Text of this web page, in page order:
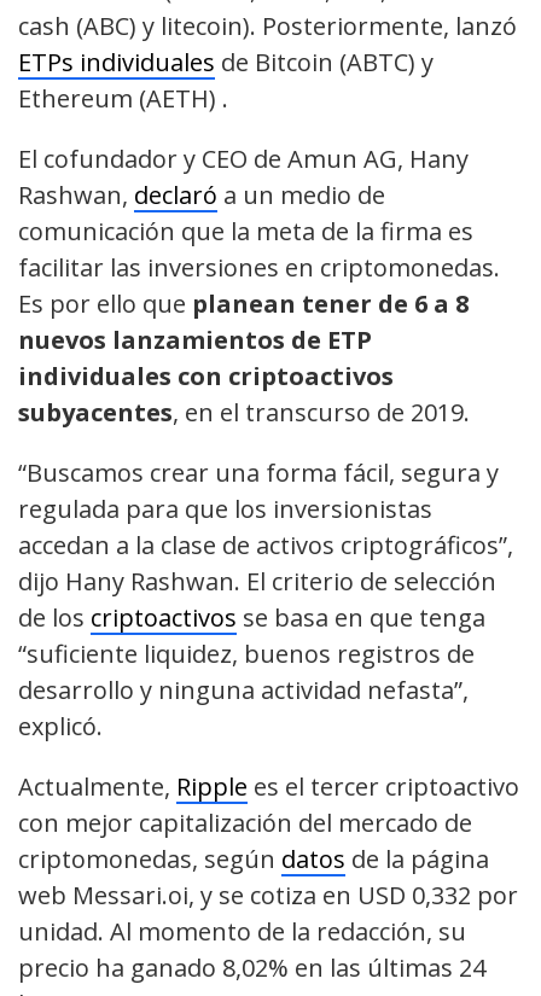
cash (ABC) y litecoin). Posteriormente, lanzó
ETPs individuales de Bitcoin (ABTC) y
Ethereum (AETH) .
El cofundador y CEO de Amun AG, Hany
Rashwan, declaró a un medio de
comunicación que la meta de la firma es
facilitar las inversiones en criptomonedas.
Es por ello que planean tener de 6 a 8
nuevos lanzamientos de ETP
individuales con criptoactivos
subyacentes, en el transcurso de 2019.
“Buscamos crear una forma fácil, segura y
regulada para que los inversionistas
accedan a la clase de activos criptográficos”,
dijo Hany Rashwan. El criterio de selección
de los criptoactivos se basa en que tenga
“suficiente liquidez, buenos registros de
desarrollo y ninguna actividad nefasta”,
explicó.
Actualmente, Ripple es el tercer criptoactivo
con mejor capitalización del mercado de
criptomonedas, según datos de la página
web Messari.oi, y se cotiza en USD 0,332 por
unidad. Al momento de la redacción, su
precio ha ganado 8,02% en las últimas 24